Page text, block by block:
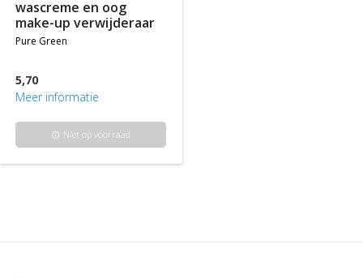
wascreme en oog
make-up verwijderaar
pure green
5,70
Meer informatie
info Niet op voorraad